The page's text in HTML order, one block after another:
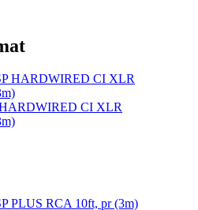
HARDWIRED CI XLR